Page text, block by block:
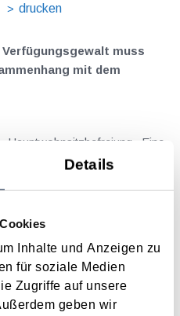
Details
Inhalte und Anzeigen zu
für soziale Medien
Zugriffe auf unsere
geben wir
drucken
muss
mit dem
Eine
Grundstücksveräußerungen
drucken
Reise ohne